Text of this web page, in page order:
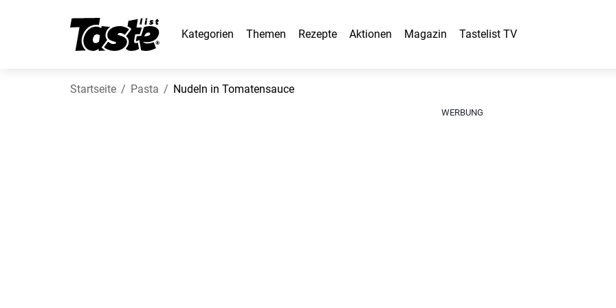
Kategorien Themen Rezepte Aktionen Magazin Tastelist TV
Startseite Pasta Nudeln in Tomatensauce
WERBUNG